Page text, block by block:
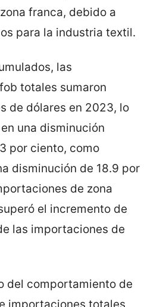
franca, debido a
para la industria textil.
las
totales sumaron
de dólares en 2023, lo
una disminución
por ciento, como
disminución de 18.9 por
de zona
el incremento de
las importaciones de
del comportamiento de